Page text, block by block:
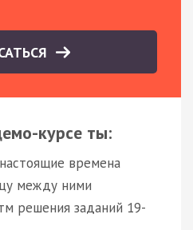
курсе ты:
времена
между ними
решения заданий 19-